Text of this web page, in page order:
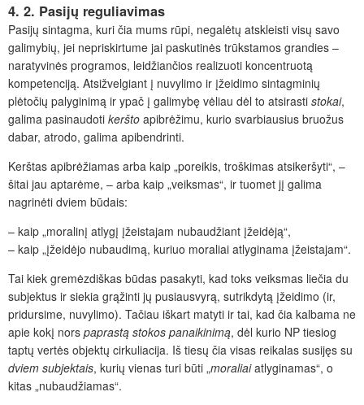
4. 2. Pasijų reguliavimas
Pasijų sintagma, kuri čia mums rūpi, negalėtų atskleisti visų savo
galimybių, jei nepriskirtume jai paskutinės trūkstamos grandies –
naratyvinės programos, leidžiančios realizuoti koncentruotą
kompetenciją. Atsižvelgiant į nuvylimo ir įžeidimo sintagminių
plėtočių palyginimą ir ypač į galimybę vėliau dėl to atsirasti stokai,
galima pasinaudoti keršto apibrėžimu, kurio svarbiausius bruožus
dabar, atrodo, galima apibendrinti.
Kerštas apibrėžiamas arba kaip „poreikis, troškimas atsikeršyti“, –
šitai jau aptarėme, – arba kaip „veiksmas“, ir tuomet jį galima
nagrinėti dviem būdais:
– kaip „moralinį atlygį įžeistajam nubaudžiant įžeidėją“,
– kaip „įžeidėjo nubaudimą, kuriuo moraliai atlyginama įžeistajam“.
Tai kiek gremėzdiškas būdas pasakyti, kad toks veiksmas liečia du
subjektus ir siekia grąžinti jų pusiausvyrą, sutrikdytą įžeidimo (ir,
pridursime, nuvylimo). Tačiau iškart matyti ir tai, kad čia kalbama ne
apie kokį nors paprastą stokos panaikinimą, dėl kurio NP tiesiog
taptų vertės objektų cirkuliacija. Iš tiesų čia visas reikalas susijęs su
dviem subjektais, kurių vienas turi būti „moraliaiatlyginamas“, o
kitas „nubaudžiamas“.